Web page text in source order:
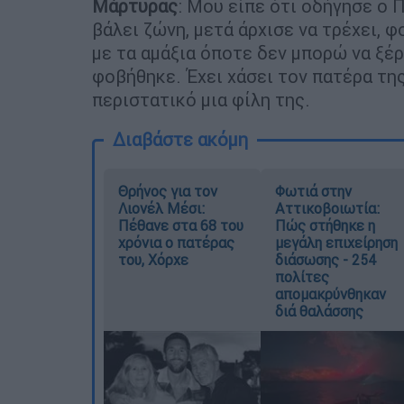
Μάρτυρας: Μου είπε ότι οδήγησε ο
βάλει ζώνη, μετά άρχισε να τρέχει,
με τα αμάξια όποτε δεν μπορώ να
φοβήθηκε. Έχει χάσει τον πατέρα
περιστατικό μια φίλη της.
Διαβάστε ακόμη
Θρήνος για τον
Λιονέλ Μέσι:
Πέθανε στα 68 του
χρόνια ο πατέρας
του, Χόρχε
Φωτιά στην
Αττικοβοιωτία:
Πώς στήθηκε η
μεγάλη επιχείρηση
διάσωσης - 254
πολίτες
απομακρύνθηκαν
διά θαλάσσης